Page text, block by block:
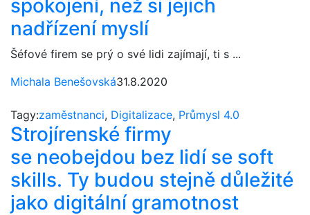
spokojení, než si jejich
nadřízení myslí
Šéfové firem se prý o své lidi zajímají, ti s ...
Michala Benešovská31.8.2020
Tagy:zaměstnanci, Digitalizace, Průmysl 4.0
Strojírenské firmy
se neobejdou bez lidí se soft
skills. Ty budou stejně důležité
jako digitální gramotnost